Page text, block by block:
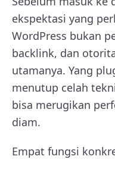
ekspektasi yang
WordPress bukan
backlink, dan
utamanya. Yang
menutup celah
bisa merugikan
diam.
Empat fungsi